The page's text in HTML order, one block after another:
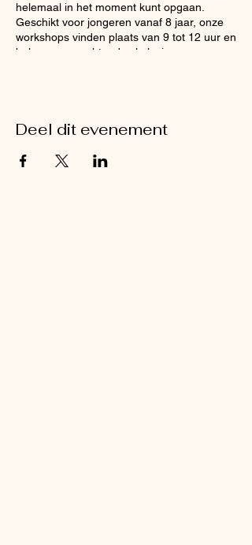
helemaal in het moment kunt opgaan.
Geschikt voor jongeren vanaf 8 jaar, onze
workshops vinden plaats van 9 tot 12 uur en
beloven een ochtend vol plezier en
Deel dit evenement